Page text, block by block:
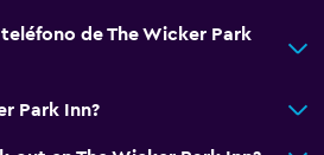
de The Wicker Park
Park Inn?